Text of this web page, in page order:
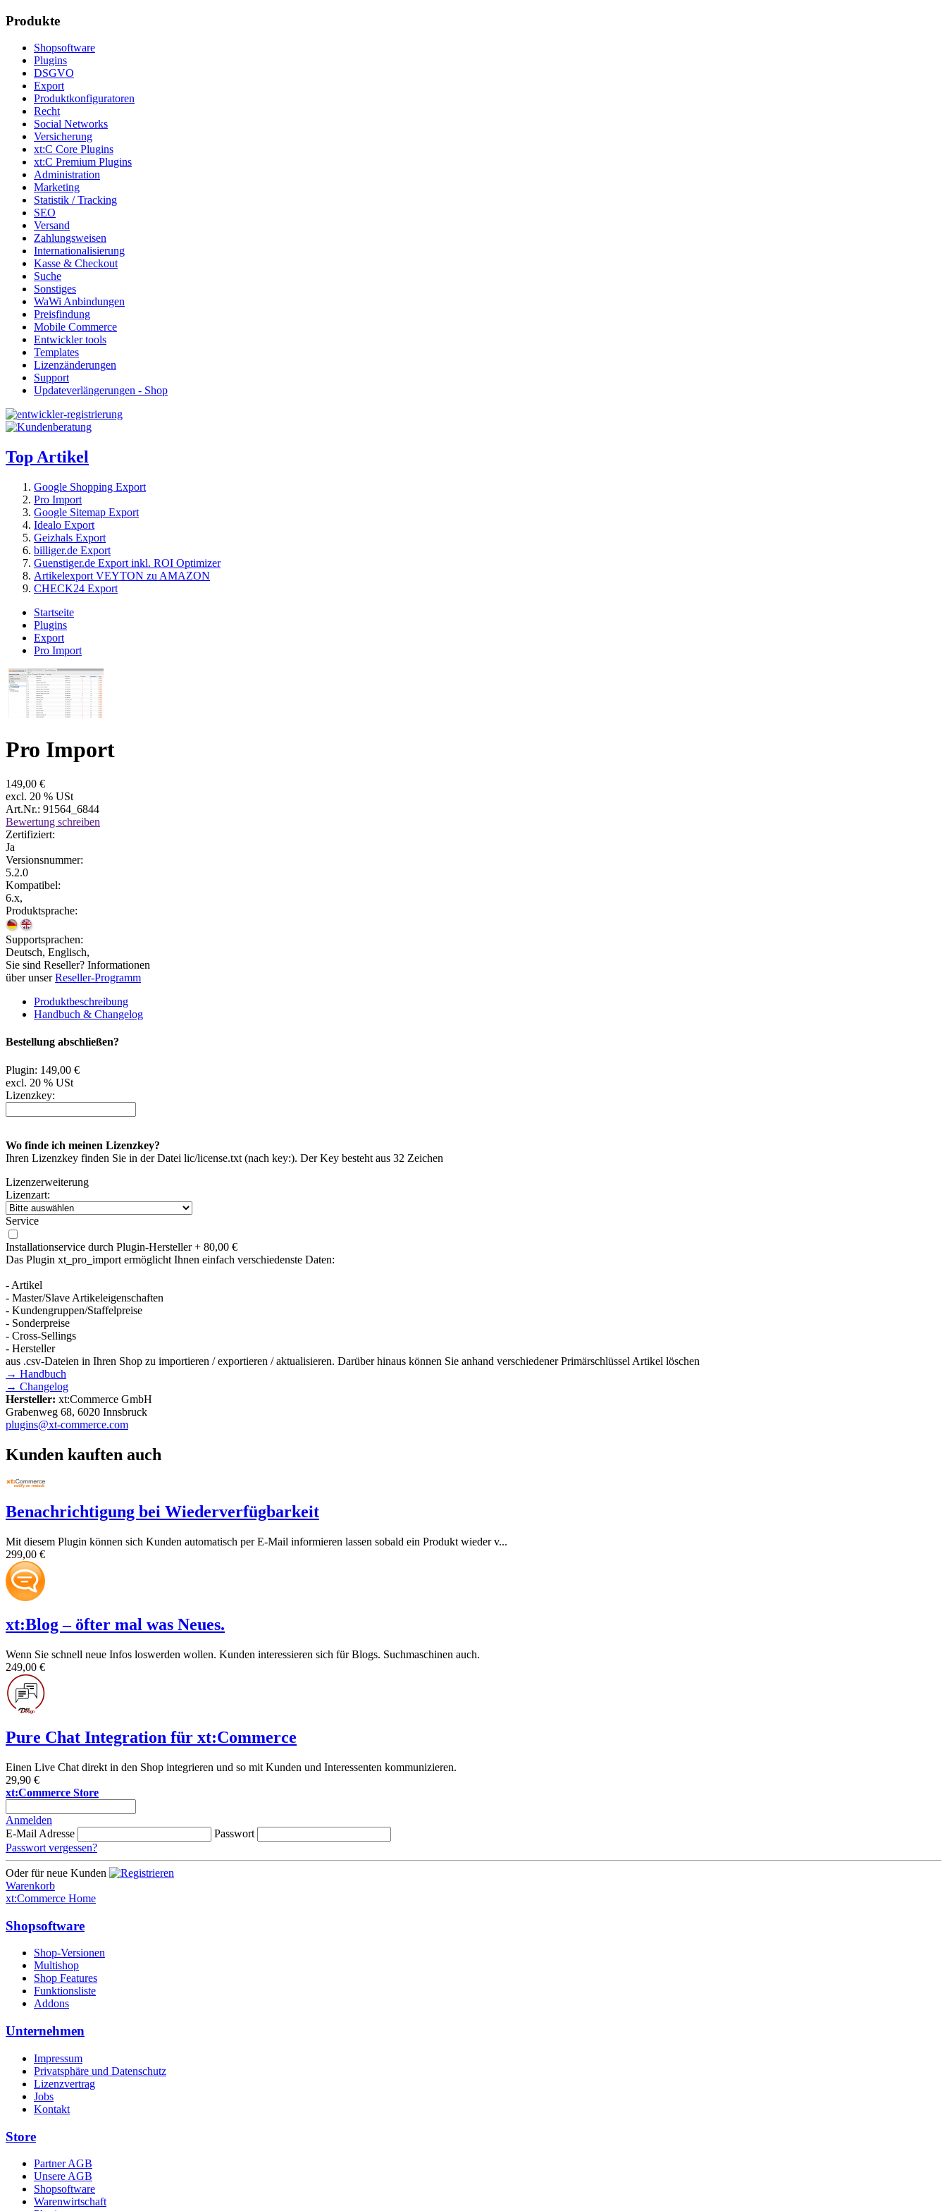
Produkte
Shopsoftware
Plugins
DSGVO
Export
Produktkonfiguratoren
Recht
Social Networks
Versicherung
xt:C Core Plugins
xt:C Premium Plugins
Administration
Marketing
Statistik / Tracking
SEO
Versand
Zahlungsweisen
Internationalisierung
Kasse & Checkout
Suche
Sonstiges
WaWi Anbindungen
Preisfindung
Mobile Commerce
Entwickler tools
Templates
Lizenzänderungen
Support
Updateverlängerungen - Shop
Top Artikel
Google Shopping Export
Pro Import
Google Sitemap Export
Idealo Export
Geizhals Export
billiger.de Export
Guenstiger.de Export inkl. ROI Optimizer
Artikelexport VEYTON zu AMAZON
CHECK24 Export
Startseite
Plugins
Export
Pro Import
Pro Import
149,00 €
excl. 20 % USt
Art.Nr.: 91564_6844
Bewertung schreiben
Zertifiziert:
Ja
Versionsnummer:
5.2.0
Kompatibel:
6.x,
Produktsprache:
Supportsprachen:
Deutsch, Englisch,
Sie sind Reseller? Informationen
über unserReseller-Programm
Produktbeschreibung
Handbuch & Changelog
Bestellung abschließen?
Plugin: 149,00 €
excl. 20 % USt
Lizenzkey:
Wo finde ich meinen Lizenzkey?
Ihren Lizenzkey finden Sie in der Datei lic/license.txt (nach key:). Der Key besteht aus 32 Zeichen
Lizenzerweiterung
Lizenzart:
Service
Installationservice durch Plugin-Hersteller + 80,00 €
Das Plugin xt_pro_import ermöglicht Ihnen einfach verschiedenste Daten:
- Artikel
- Master/Slave Artikeleigenschaften
- Kundengruppen/Staffelpreise
- Sonderpreise
- Cross-Sellings
- Hersteller
aus .csv-Dateien in Ihren Shop zu importieren / exportieren / aktualisieren. Darüber hinaus können Sie anhand verschiedener Primärschlüssel Artikel löschen
→ Handbuch
→ Changelog
Hersteller: xt:Commerce GmbH
Grabenweg 68, 6020 Innsbruck
plugins@xt-commerce.com
Kunden kauften auch
Benachrichtigung bei Wiederverfügbarkeit
Mit diesem Plugin können sich Kunden automatisch per E-Mail informieren lassen sobald ein Produkt wieder v...
299,00 €
xt:Blog – öfter mal was Neues.
Wenn Sie schnell neue Infos loswerden wollen. Kunden interessieren sich für Blogs. Suchmaschinen auch.
249,00 €
Pure Chat Integration für xt:Commerce
Einen Live Chat direkt in den Shop integrieren und so mit Kunden und Interessenten kommunizieren.
29,90 €
xt:Commerce Store
Anmelden
E-Mail Adresse
Passwort
Passwort vergessen?
Oder für neue Kunden
Warenkorb
xt:Commerce Home
Shopsoftware
Shop-Versionen
Multishop
Shop Features
Funktionsliste
Addons
Unternehmen
Impressum
Privatsphäre und Datenschutz
Lizenzvertrag
Jobs
Kontakt
Store
Partner AGB
Unsere AGB
Shopsoftware
Warenwirtschaft